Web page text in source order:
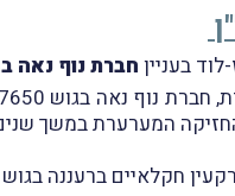
חברת נוף נאה בגוש 7650
חקלאיים ברעננה בגוש 7650 (